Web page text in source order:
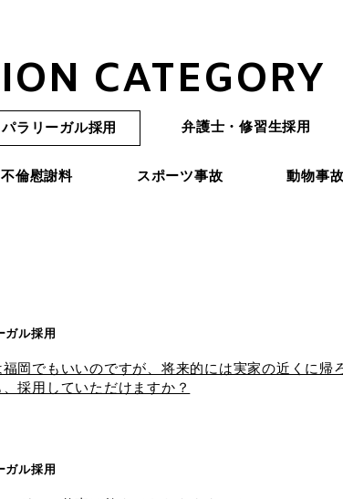
CATEGORY
パラリーガル採用 弁護士・修習生採用
不倫慰謝料 スポーツ事故 動物事故
ガル採用
岡でもいいのですが、将来的には実家の近くに帰
採用していただけますか？
ガル採用